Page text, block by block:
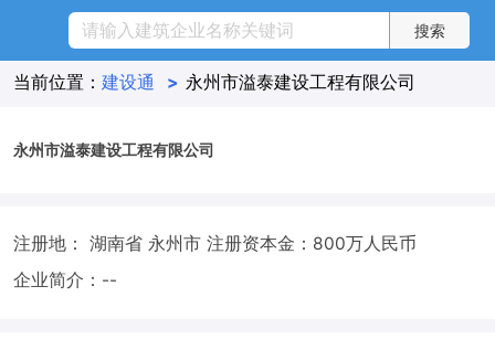
当前位置： 建设通 > 永州市溢泰建设工程有限公司
永州市溢泰建设工程有限公司
注册地： 湖南省 永州市 注册资本金：800万人民币
企业简介：--